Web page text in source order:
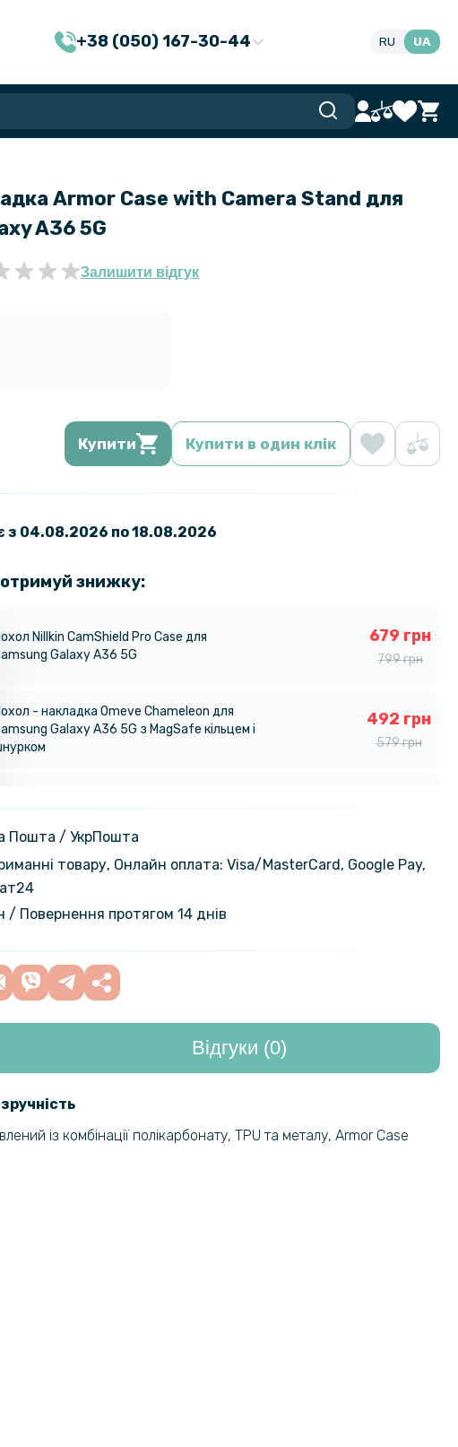
+38 (050) 167-30-44 RU UA
Armor Case with Camera Stand для
A36 5G
Залишити відгук
Купити Купити в один клік
з 04.08.2026 по 18.08.2026
знижку:
Nillkin CamShield Pro Case для
Galaxy A36 5G
679 грн
799 грн
- накладка Omeve Chameleon для
Galaxy A36 5G з MagSafe кільцем і
492 грн
579 грн
Galaxy A36 5G з металевою
чохол - накладка CODE Tactile
для Samsung Galaxy A36 5G​
Чохол - накладка Silicone Cover Full для
Galaxy A36 5G
Захисне скло 3D на задню камеру для
Galaxy A36 5G, Black
149 грн
скло Tempered Glass на задню
101 грн
Пошта / УкрПошта
товару, Онлайн оплата: Visa/MasterСard, Google Pay,
/ Повернення протягом 14 днів
Відгуки (0)
із комбінації полікарбонату, TPU та металу, Armor Case